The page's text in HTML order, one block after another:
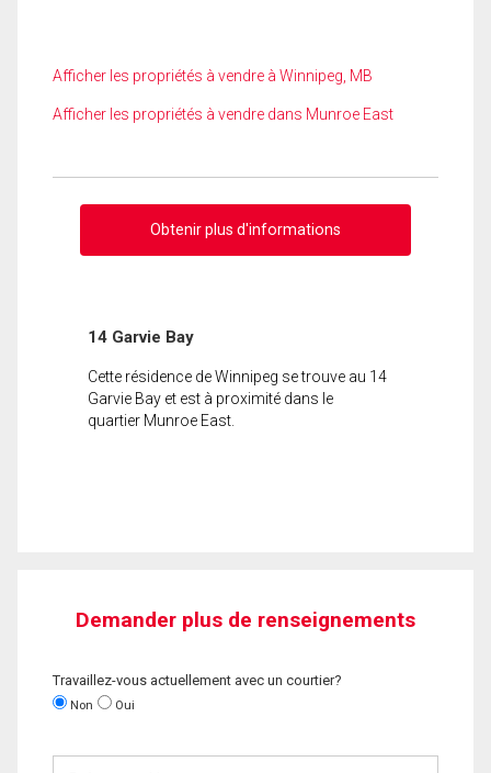
Afficher les propriétés à vendre à Winnipeg, MB
Afficher les propriétés à vendre dans Munroe East
Obtenir plus d'informations
14 Garvie Bay
Cette résidence de Winnipeg se trouve au 14
Garvie Bay et est à proximité dans le
quartier Munroe East.
Demander plus de renseignements
Travaillez-vous actuellement avec un courtier?
Non Oui